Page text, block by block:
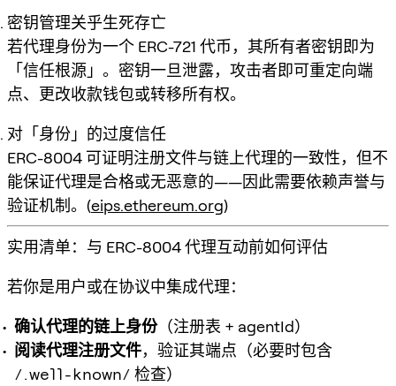
密钥管理关乎生死存亡
若代理身份为一个 ERC-721 代币，其所有者密钥即为
「信任根源」。密钥一旦泄露，攻击者即可重定向端
点、更改收款钱包或转移所有权。
对「身份」的过度信任
ERC-8004 可证明注册文件与链上代理的一致性，但不
能保证代理是合格或无恶意的——因此需要依赖声誉与
验证机制。(eips.ethereum.org)
实用清单：与 ERC-8004 代理互动前如何评估
若你是用户或在协议中集成代理：
确认代理的链上身份（注册表 + agentId）
阅读代理注册文件，验证其端点（必要时包含
/.well-known/ 检查）